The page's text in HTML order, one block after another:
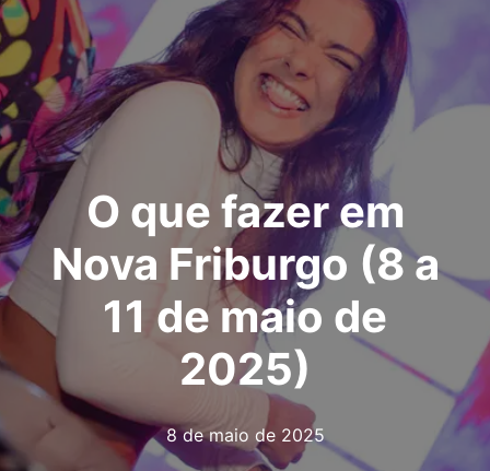
O que fazer em
Nova Friburgo (8 a
11 de maio de
2025)
8 de maio de 2025